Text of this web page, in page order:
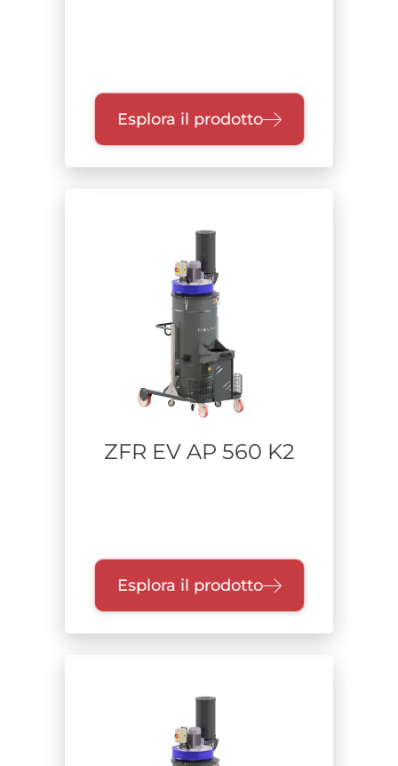
Esplora il prodotto
ZFR EV AP 560 K2
Esplora il prodotto